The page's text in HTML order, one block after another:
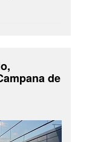
de